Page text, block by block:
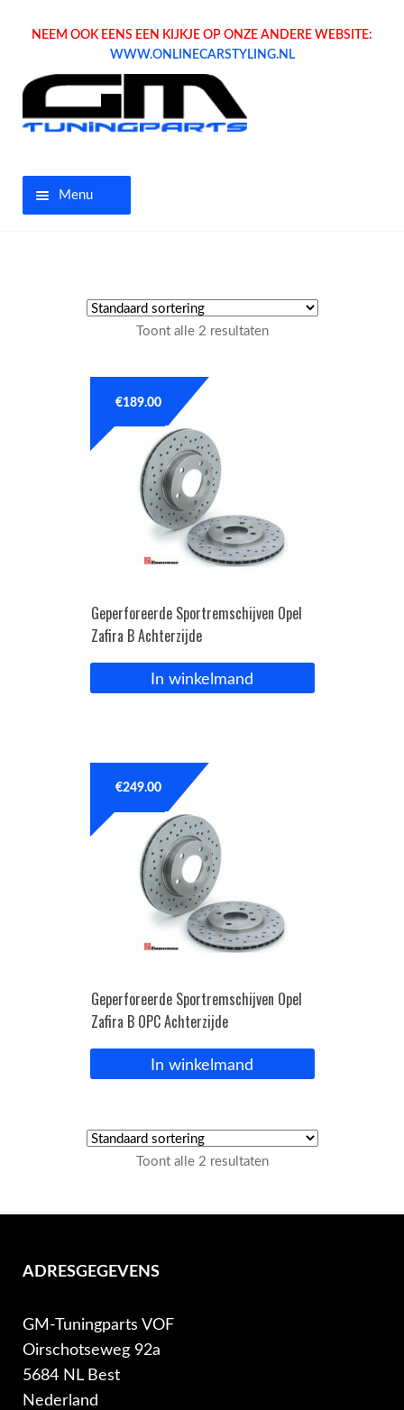
NEEM OOK EENS EEN KIJKJE OP ONZE ANDERE WEBSITE:
WWW.ONLINECARSTYLING.NL
Menu
Tuning parts
OPC Line
Bedrijfswagen parts
Inloggen / Registreren
Toont alle 2 resultaten
Geperforeerde Sportremschijven Opel
Zafira B Achterzijde
€189.00
In winkelmand
Geperforeerde Sportremschijven Opel
Zafira B OPC Achterzijde
€249.00
In winkelmand
Toont alle 2 resultaten
ADRESGEGEVENS
GM-Tuningparts VOF
Oirschotseweg 92a
5684 NL Best
Nederland